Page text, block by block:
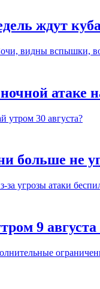
ждут
больше не
9